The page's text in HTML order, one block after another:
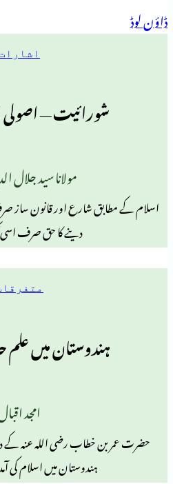
ڈاؤن لوڈ
شورائیت — اصولی
مولانا سید جلال
اسلام کے مطابق شارع اور قانون ساز
دینے کا حق صرف
ہندوستان میں علم
امجد
ہندوستان میں اسلام کی